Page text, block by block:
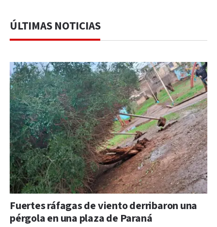
ÚLTIMAS NOTICIAS
Fuertes ráfagas de viento derribaron una
pérgola en una plaza de Paraná